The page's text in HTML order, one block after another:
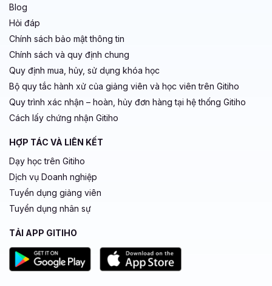
Blog
Hỏi đáp
Chính sách bảo mật thông tin
Chính sách và quy định chung
Quy định mua, hủy, sử dụng khóa học
Bộ quy tắc hành xử của giảng viên và học viên trên Gitiho
Quy trình xác nhận – hoàn, hủy đơn hàng tại hệ thống Gitiho
Cách lấy chứng nhận Gitiho
HỢP TÁC VÀ LIÊN KẾT
Dạy học trên Gitiho
Dịch vụ Doanh nghiệp
Tuyển dụng giảng viên
Tuyển dụng nhân sự
TẢI APP GITIHO